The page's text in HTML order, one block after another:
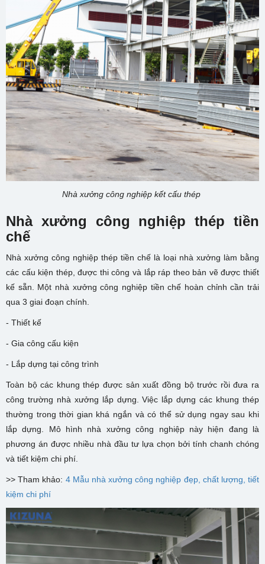
Nhà xưởng công nghiệp kết cấu thép
Nhà xưởng công nghiệp thép tiền
chế
Nhà xưởng công nghiệp thép tiền chế là loại nhà xưởng làm bằng
các cấu kiện thép, được thi công và lắp ráp theo bản vẽ được thiết
kế sẵn. Một nhà xưởng công nghiệp tiền chế hoàn chỉnh cần trải
qua 3 giai đoạn chính.
- Thiết kế
- Gia công cấu kiện
- Lắp dựng tại công trình
Toàn bộ các khung thép được sản xuất đồng bộ trước rồi đưa ra
công trường nhà xưởng lắp dựng. Việc lắp dựng các khung thép
thường trong thời gian khá ngắn và có thể sử dụng ngay sau khi
lắp dựng. Mô hình nhà xưởng công nghiệp này hiện đang là
phương án được nhiều nhà đầu tư lựa chọn bởi tính chanh chóng
và tiết kiệm chi phí.
>> Tham khảo: 4 Mẫu nhà xưởng công nghiệp đẹp, chất lượng, tiết
kiệm chi phí